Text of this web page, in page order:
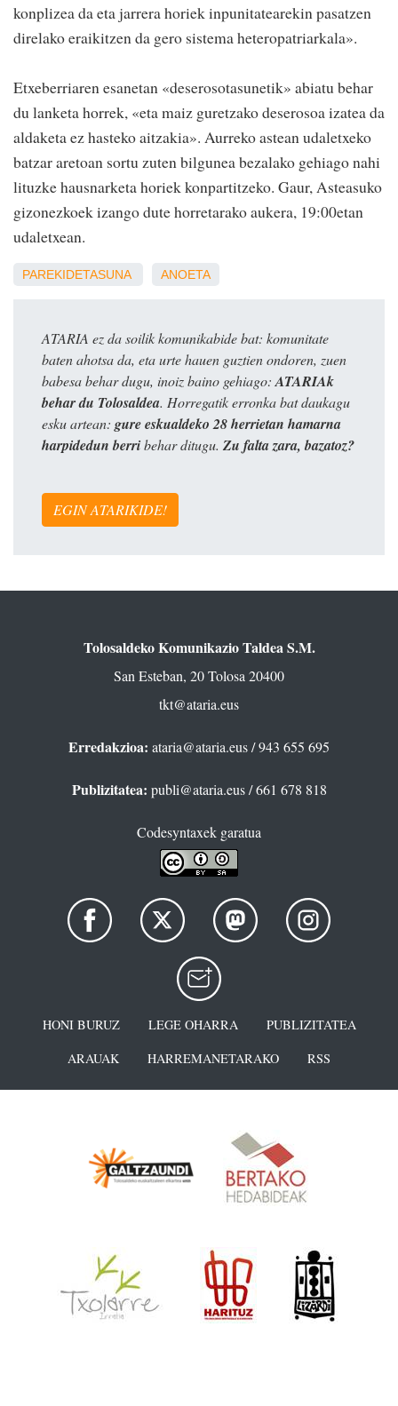
konplizea da eta jarrera horiek inpunitatearekin pasatzen
direlako eraikitzen da gero sistema heteropatriarkala».
Etxeberriaren esanetan «deserosotasunetik» abiatu behar
du lanketa horrek, «eta maiz guretzako deserosoa izatea da
aldaketa ez hasteko aitzakia». Aurreko astean udaletxeko
batzar aretoan sortu zuten bilgunea bezalako gehiago nahi
lituzke hausnarketa horiek konpartitzeko. Gaur, Asteasuko
gizonezkoek izango dute horretarako aukera, 19:00etan
udaletxean.
PAREKIDETASUNA ANOETA
ATARIA ez da soilik komunikabide bat: komunitate
baten ahotsa da, eta urte hauen guztien ondoren, zuen
babesa behar dugu, inoiz baino gehiago:ATARIAk
behar du Tolosaldea. Horregatik erronka bat daukagu
esku artean: gure eskualdeko 28 herrietan hamarna
harpidedun berribehar ditugu. Zu falta zara, bazatoz?
EGIN ATARIKIDE!
Tolosaldeko Komunikazio Taldea S.M.
San Esteban, 20 Tolosa 20400
tkt@ataria.eus
Erredakzioa: ataria@ataria.eus/ 943 655 695
Publizitatea: publi@ataria.eus/ 661 678 818
Codesyntaxek garatua
HONI BURUZ LEGE OHARRA
PUBLIZITATEA
ARAUAK
HARREMANETARAKO RSS